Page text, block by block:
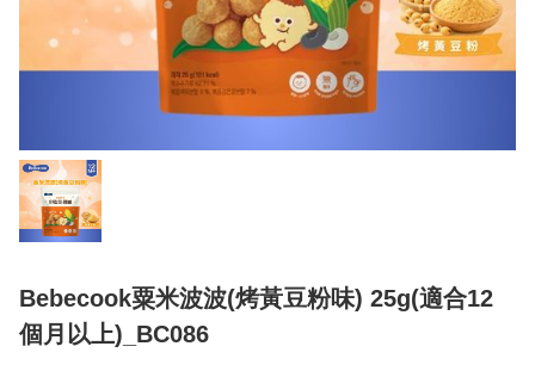
Bebecook粟米波波(烤黃豆粉味) 25g(適合12
個月以上)_BC086